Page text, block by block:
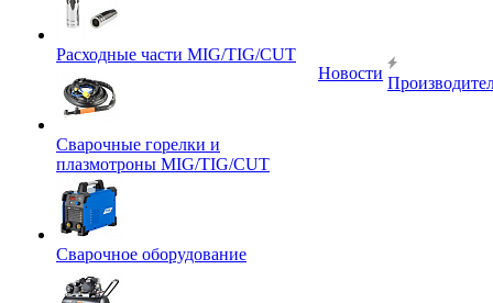
Расходные части MIG/TIG/CUT
Сварочные горелки и
плазмотроны MIG/TIG/CUT
Сварочное оборудование
Новости